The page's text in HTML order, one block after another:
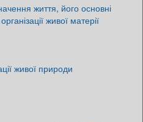
життя, його основні
живої матерії
живої природи